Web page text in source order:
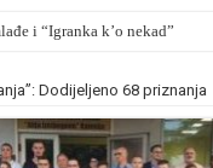
i “Igranka k’o nekad”
Dodijeljeno 68 priznanja